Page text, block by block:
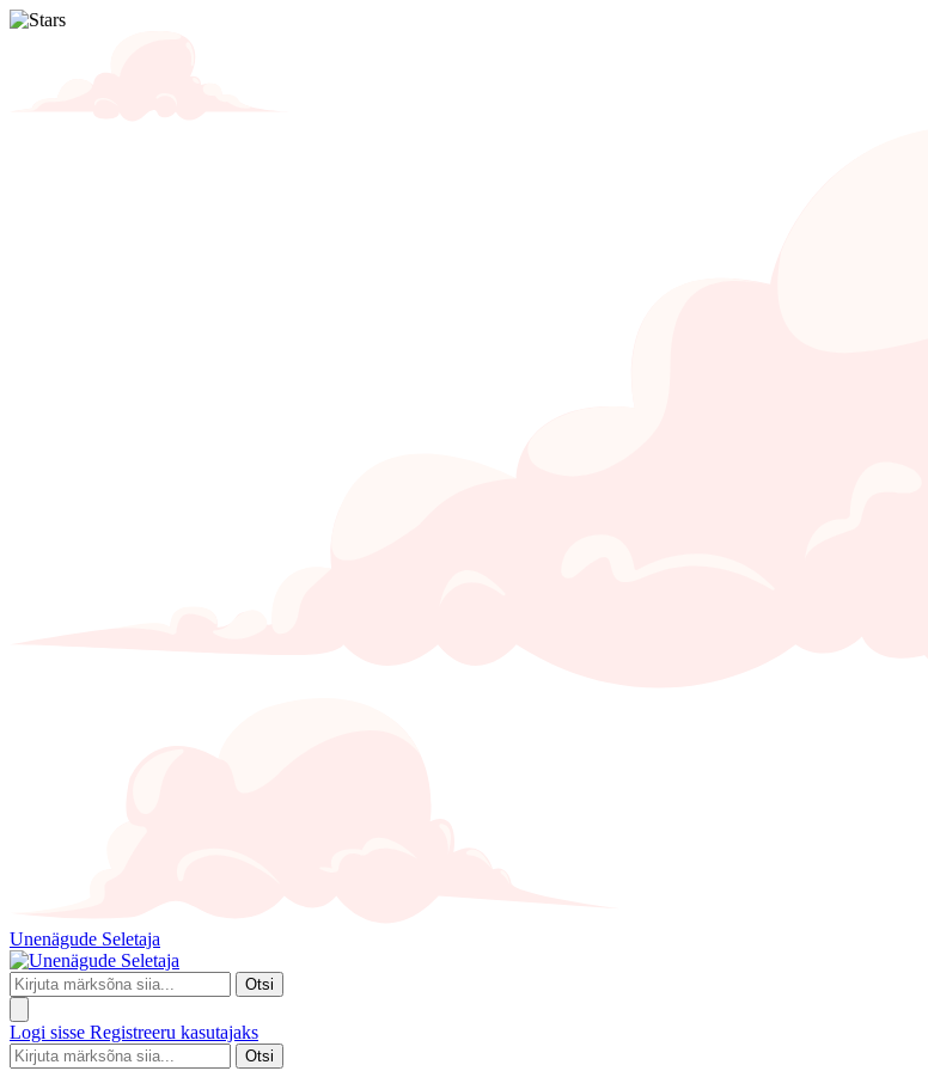
Unenägude Seletaja
Otsi
Logi sisse Registreeru kasutajaks
Otsi